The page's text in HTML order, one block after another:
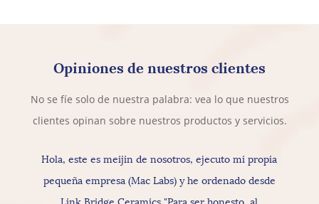
Opiniones de nuestros clientes
No se fíe solo de nuestra palabra: vea lo que nuestros
clientes opinan sobre nuestros productos y servicios.
Hola, este es meijin de nosotros, ejecuto mi propia
pequeña empresa (Mac Labs) y he ordenado desde